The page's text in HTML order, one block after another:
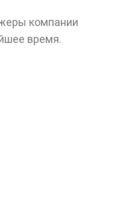
компании
время.